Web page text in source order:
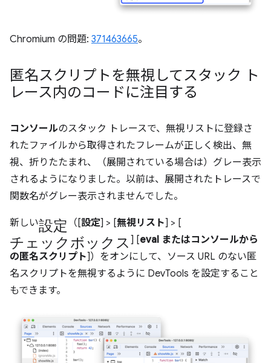
Chromium の問題: 371463665。
匿名スクリプトを無視してスタック ト
レース内のコードに注目する
コンソールのスタック トレースで、無視リストに登録さ
れたファイルから取得されたフレームが正しく検出、無
視、折りたたまれ、（展開されている場合は）グレー表示
されるようになりました。以前は、展開されたトレースで
関数名がグレー表示されませんでした。
新しい設定 （[設定] > [無視リスト] > [
チェックボックス ] [eval またはコンソールから
の匿名スクリプト]）をオンにして、ソース URL のない匿
名スクリプトを無視するように DevTools を設定すること
もできます。